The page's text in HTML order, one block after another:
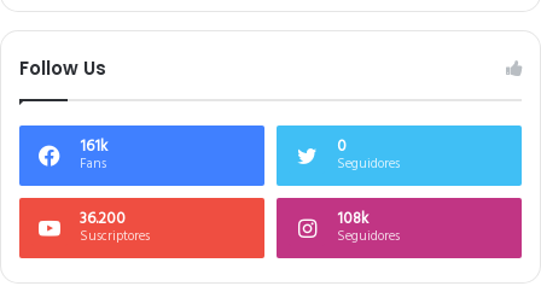
Follow Us
161k
Fans
0
Seguidores
36.200
Suscriptores
108k
Seguidores